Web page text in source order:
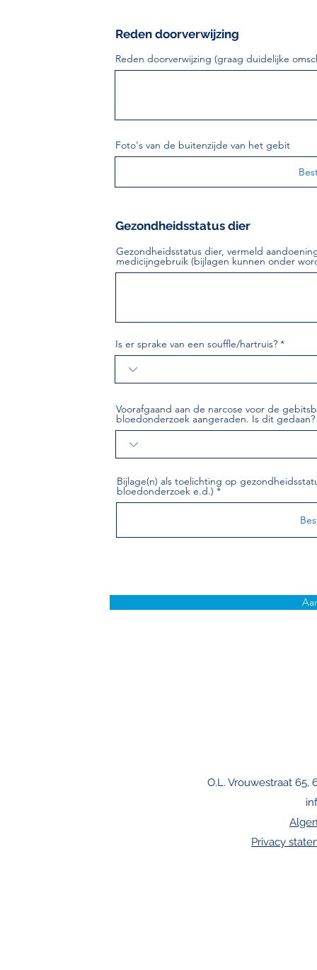
Reden doorverwijzing
Reden doorverwijzing (graag duidelijke
Foto's van de buitenzijde van het gebit
Gezondheidsstatus dier
Gezondheidsstatus dier, vermeld
medicijngebruik (bijlagen kunnen onder
Is er sprake van een souffle/hartruis?
Voorafgaand aan de narcose voor de
bloedonderzoek aangeraden. Is dit gedaan?
Bijlage(n) als toelichting op
bloedonderzoek e.d.)
O.L. Vrouwestraat 65,
Privacy